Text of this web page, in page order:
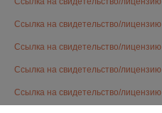
Ссылка на свидетельство/лицензию
Ссылка на свидетельство/лицензию
Ссылка на свидетельство/лицензию
Ссылка на свидетельство/лицензию